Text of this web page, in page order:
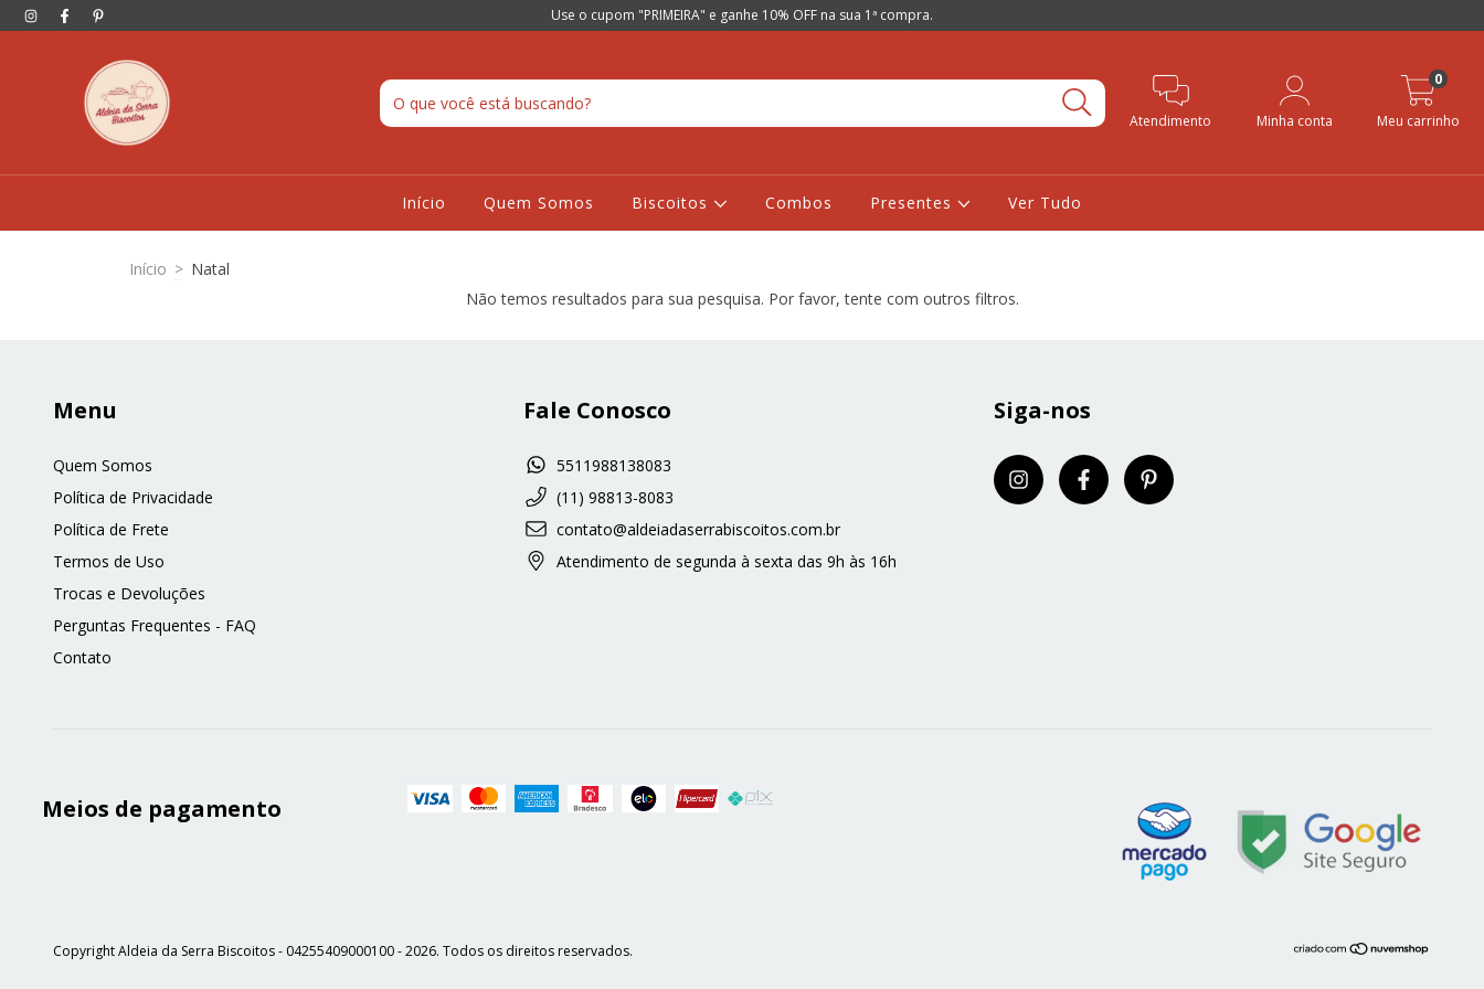
Use o cupom "PRIMEIRA" e ganhe 10% OFF na sua 1ª compra.
Atendimento Minha conta Meu carrinho
0
Início Quem Somos Biscoitos Combos Presentes Ver Tudo
Início > Natal
Não temos resultados para sua pesquisa. Por favor, tente com outros filtros.
Menu
Quem Somos
Política de Privacidade
Política de Frete
Termos de Uso
Trocas e Devoluções
Perguntas Frequentes - FAQ
Contato
Fale Conosco
5511988138083
(11) 98813-8083
contato@aldeiadaserrabiscoitos.com.br
Atendimento de segunda à sexta das 9h às 16h
Siga-nos
Meios de pagamento
Copyright Aldeia da Serra Biscoitos - 04255409000100 - 2026. Todos os direitos reservados.